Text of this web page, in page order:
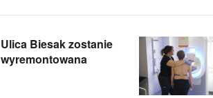
Ulica Biesak zostanie
wyremontowana